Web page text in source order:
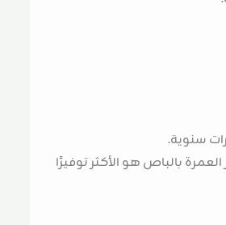
سنوية.
العمرة بالباص هو الأكثر توفيرًا